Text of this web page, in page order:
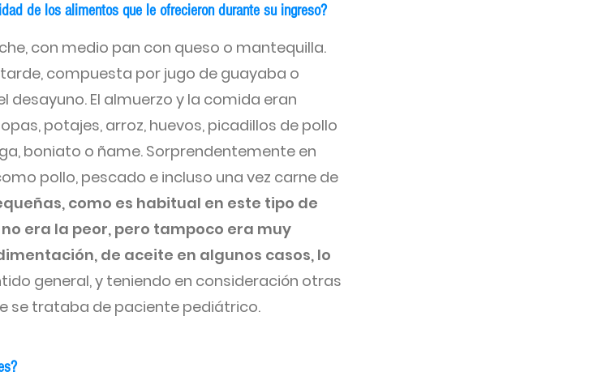
de los alimentos que le ofrecieron durante su ingreso?
con medio pan con queso o mantequilla.
compuesta por jugo de guayaba o
El almuerzo y la comida eran
potajes, arroz, huevos, picadillos de pollo
boniato o ñame. Sorprendentemente en
pollo, pescado e incluso una vez carne de
como es habitual en este tipo de
era la peor, pero tampoco era muy
de aceite en algunos casos, lo
general, y teniendo en consideración otras
se trataba de paciente pediátrico.